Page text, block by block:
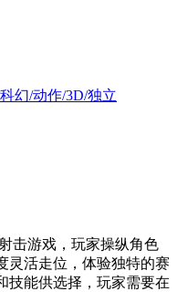
幻/动作/3D/独立
击游戏，玩家操纵角色
灵活走位，体验独特的赛
技能供选择，玩家需要在